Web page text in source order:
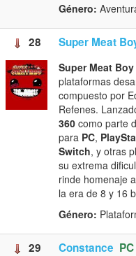
Género:
28 Super Meat
Super Meat Boy
plataformas
compuesto por
Refenes.
360 como parte
para PC,
Switch, y otras
su extrema
rinde homenaje
la era de 8 y 16
Género:
29 Constance PC